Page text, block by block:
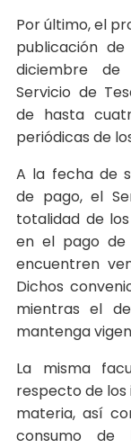
Por último, el
publicación
diciembre de
Servicio de
de hasta
periódicas de
A la fecha de
de pago, el
totalidad de
en el pago de
encuentren
Dichos
mientras el
mantenga
La misma
respecto de
materia, así
consumo de